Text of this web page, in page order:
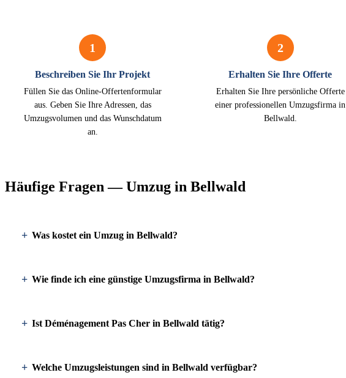
1
Beschreiben Sie Ihr Projekt
Füllen Sie das Online-Offertenformular
aus. Geben Sie Ihre Adressen, das
Umzugsvolumen und das Wunschdatum
an.
2
Erhalten Sie Ihre Offerte
Erhalten Sie Ihre persönliche Offerte
einer professionellen Umzugsfirma in
Bellwald.
Häufige Fragen — Umzug in Bellwald
Was kostet ein Umzug in Bellwald?
Wie finde ich eine günstige Umzugsfirma in Bellwald?
Ist Déménagement Pas Cher in Bellwald tätig?
Welche Umzugsleistungen sind in Bellwald verfügbar?